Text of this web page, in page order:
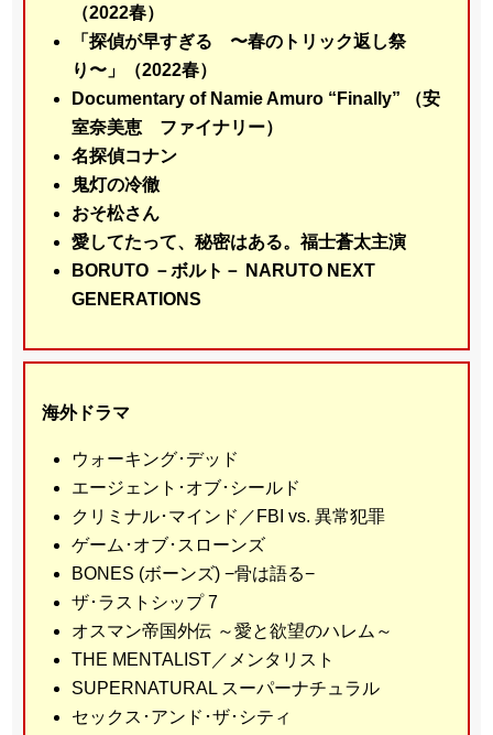
（2022春）
「探偵が早すぎる 〜春のトリック返し祭
り〜」（2022春）
Documentary of Namie Amuro “Finally” （安
室奈美恵 ファイナリー）
名探偵コナン
鬼灯の冷徹
おそ松さん
愛してたって、秘密はある。福士蒼太主演
BORUTO －ボルト－ NARUTO NEXT
GENERATIONS
海外ドラマ
ウォーキング･デッド
エージェント･オブ･シールド
クリミナル･マインド／FBI vs. 異常犯罪
ゲーム･オブ･スローンズ
BONES (ボーンズ) −骨は語る−
ザ･ラストシップ 7
オスマン帝国外伝 ～愛と欲望のハレム～
THE MENTALIST／メンタリスト
SUPERNATURAL スーパーナチュラル
セックス･アンド･ザ･シティ